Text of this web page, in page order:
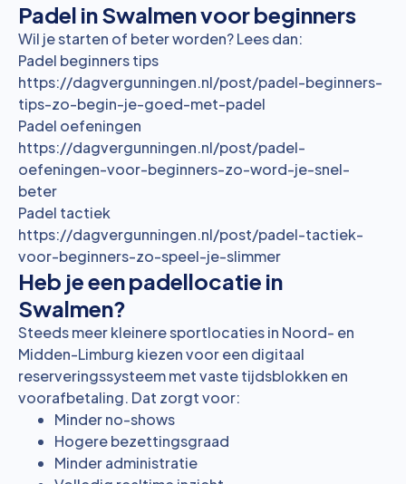
Padel in Swalmen voor beginners
Wil je starten of beter worden? Lees dan:
Padel beginners tips
https://dagvergunningen.nl/post/padel-beginners-
tips-zo-begin-je-goed-met-padel
Padel oefeningen
https://dagvergunningen.nl/post/padel-
oefeningen-voor-beginners-zo-word-je-snel-
beter
Padel tactiek
https://dagvergunningen.nl/post/padel-tactiek-
voor-beginners-zo-speel-je-slimmer
Heb je een padellocatie in
Swalmen?
Steeds meer kleinere sportlocaties in Noord- en
Midden-Limburg kiezen voor een digitaal
reserveringssysteem met vaste tijdsblokken en
voorafbetaling. Dat zorgt voor:
Minder no-shows
Hogere bezettingsgraad
Minder administratie